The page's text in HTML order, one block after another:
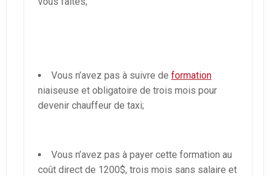
Vous n’avez pas à suivre de formation
niaiseuse et obligatoire de trois mois pour
devenir chauffeur de taxi;
Vous n’avez pas à payer cette formation au
coût direct de 1200$, trois mois sans salaire et